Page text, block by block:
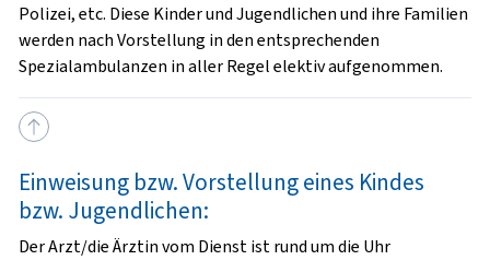
Polizei, etc. Diese Kinder und Jugendlichen und ihre Familien
werden nach Vorstellung in den entsprechenden
Spezialambulanzen in aller Regel elektiv aufgenommen.
Einweisung bzw. Vorstellung eines Kindes
bzw. Jugendlichen:
Der Arzt/die Ärztin vom Dienst ist rund um die Uhr